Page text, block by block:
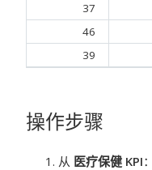
37
46
39
操作步骤
从 医疗保健 KPI：